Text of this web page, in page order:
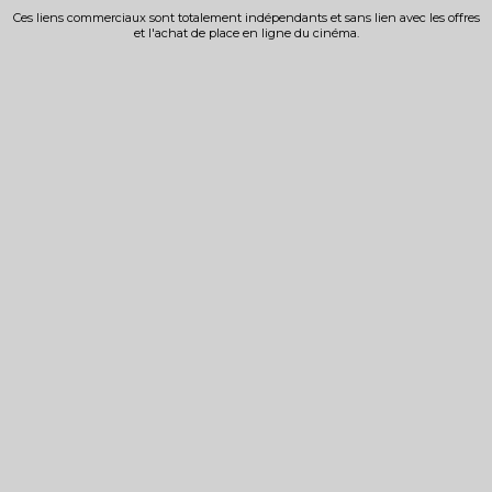
Ces liens commerciaux sont totalement indépendants et sans lien avec les offres
et l'achat de place en ligne du cinéma.